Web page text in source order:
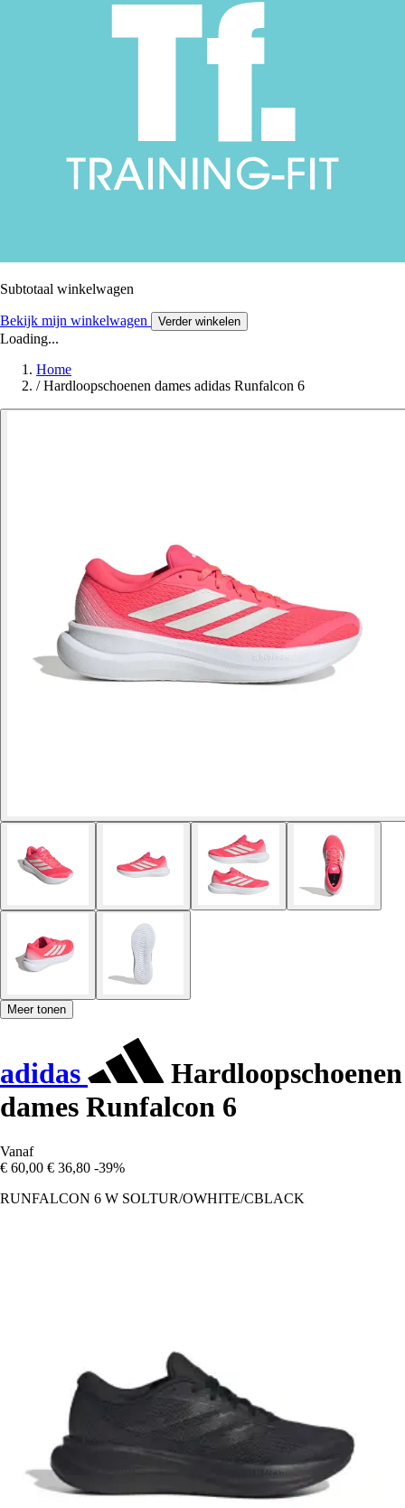
Subtotaal winkelwagen
Bekijk mijn winkelwagen Verder winkelen
Loading...
Home
/ Hardloopschoenen dames adidas Runfalcon 6
Meer tonen
adidas
Hardloopschoenen
dames Runfalcon 6
Vanaf
€ 60,00 € 36,80 -39%
RUNFALCON 6 W SOLTUR/OWHITE/CBLACK